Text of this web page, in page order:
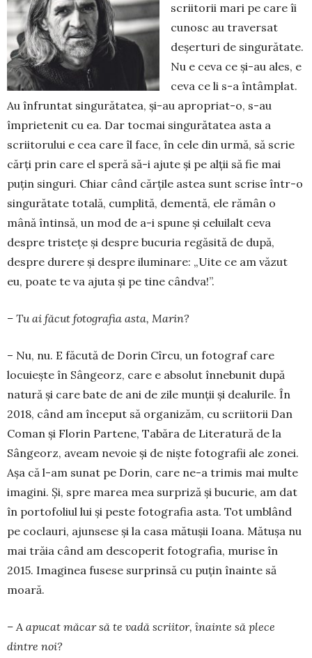
scriitorii mari pe care îi
cunosc au traversat
deșerturi de singurătate.
Nu e ceva ce și-au ales, e
ceva ce li s-a întâmplat.
Au în­frun­tat singurătatea, și-au apro­pri­at-o, s-au
împrietenit cu ea. Dar tocmai singurătatea asta a
scriitorului e cea care îl face, în cele din urmă, să scrie
cărți prin care el speră să-i ajute și pe alții să fie mai
puțin singuri. Chiar când cărțile astea sunt scrise într-o
singurătate totală, cumplită, dementă, ele rămân o
mână întinsă, un mod de a-i spune și ce­­luilalt ceva
despre tristețe și despre bucuria regă­si­tă de după,
despre durere și despre iluminare: „Uite ce am văzut
eu, poate te va ajuta și pe tine cândva!”.
– Tu ai făcut fotografia asta, Marin?
– Nu, nu. E făcută de Dorin Cîrcu, un fotograf care
locuiește în Sângeorz, care e absolut înnebunit după
natură și care bate de ani de zile munții și dea­lurile. În
2018, când am început să organizăm, cu scriitorii Dan
Coman și Florin Partene, Tabăra de Literatură de la
Sângeorz, aveam nevoie și de niște fotografii ale zonei.
Așa că l-am sunat pe Dorin, ca­re ne-a trimis mai multe
imagini. Și, spre marea mea surpriză și bucurie, am dat
în portofoliul lui și peste fotografia asta. Tot umblând
pe coclauri, ajunsese și la casa mătușii Ioana. Mătușa nu
mai trăia când am descoperit fotografia, murise în
2015. Imaginea fusese surprinsă cu puțin înainte să
moară.
– A apucat măcar să te vadă scriitor, înainte să plece
dintre noi?